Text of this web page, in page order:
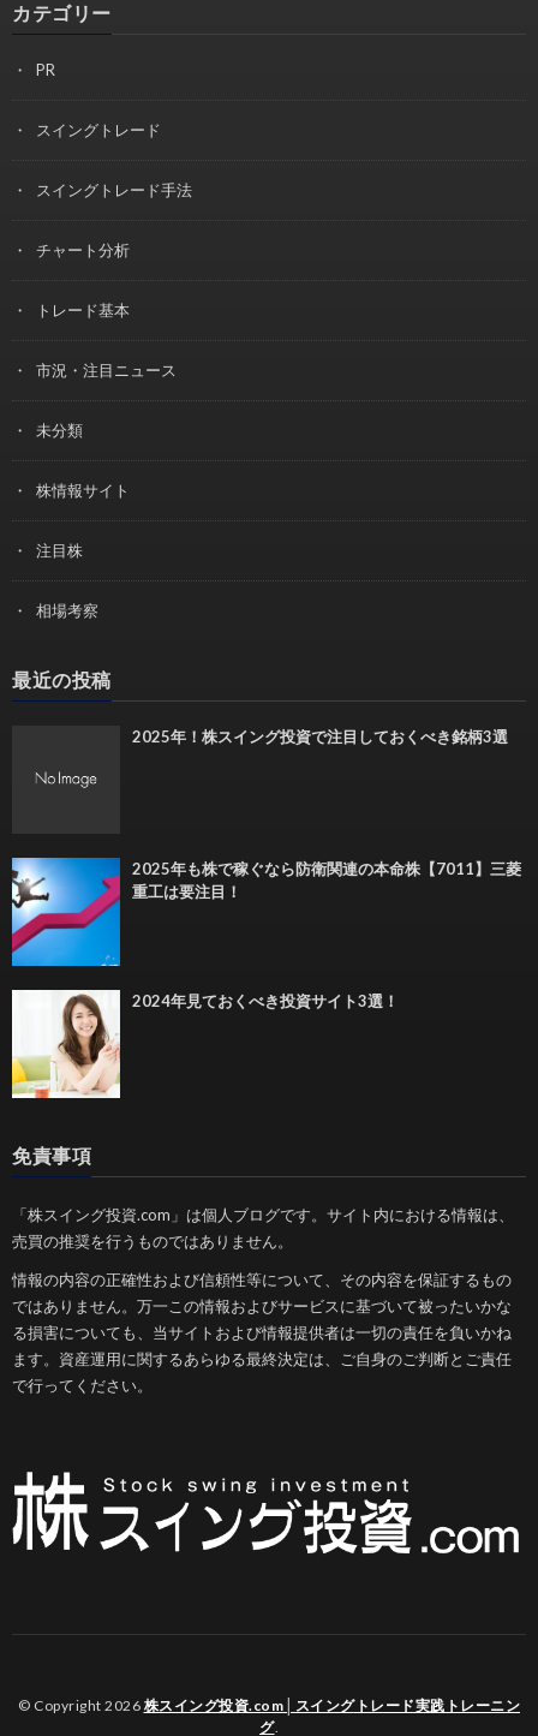
カテゴリー
PR
スイングトレード
スイングトレード手法
チャート分析
トレード基本
市況・注目ニュース
未分類
株情報サイト
注目株
相場考察
最近の投稿
2025年！株スイング投資で注目しておくべき銘柄3選
2025年も株で稼ぐなら防衛関連の本命株【7011】三菱
重工は要注目！
2024年見ておくべき投資サイト3選！
免責事項
「株スイング投資.com」は個人ブログです。サイト内における情報は、
売買の推奨を行うものではありません。
情報の内容の正確性および信頼性等について、その内容を保証するもの
ではありません。万一この情報およびサービスに基づいて被ったいかな
る損害についても、当サイトおよび情報提供者は一切の責任を負いかね
ます。資産運用に関するあらゆる最終決定は、ご自身のご判断とご責任
で行ってください。
© Copyright 2026 株スイング投資.com│スイングトレード実践トレーニン
グ.